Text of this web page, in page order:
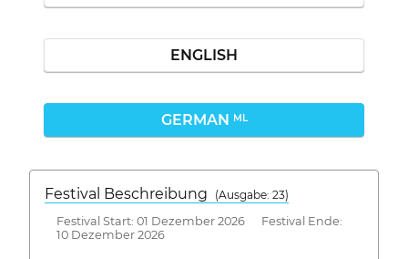
ENGLISH
GERMAN ML
Festival Beschreibung
(Ausgabe: 23)
Festival Start: 01 Dezember 2026 Festival Ende:
10 Dezember 2026